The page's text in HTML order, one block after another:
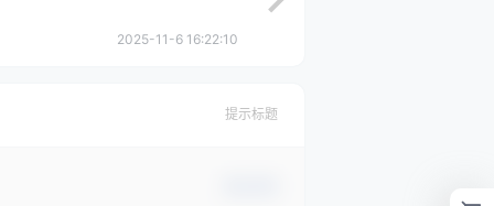
2025-11-6 16:22:10
提示标题